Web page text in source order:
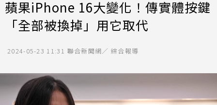
蘋果iPhone 16大變化！傳實體按鍵
「全部被換掉」用它取代
2024-05-23 11:31 聯合新聞網／ 綜合報導